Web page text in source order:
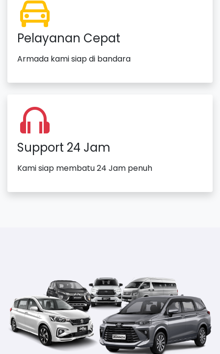
Pelayanan Cepat
Armada kami siap di bandara
Support 24 Jam
Kami siap membatu 24 Jam penuh